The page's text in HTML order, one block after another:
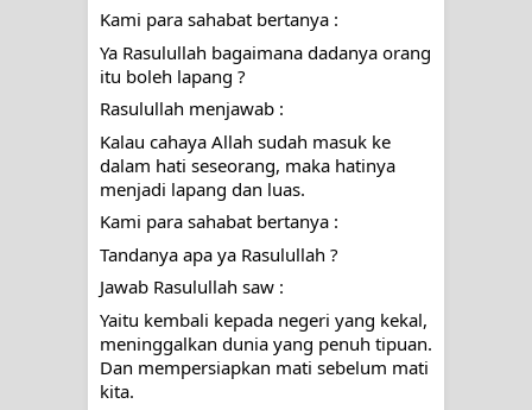
Kami para sahabat bertanya :
Ya Rasulullah bagaimana dadanya orang
itu boleh lapang ?
Rasulullah menjawab :
Kalau cahaya Allah sudah masuk ke
dalam hati seseorang, maka hatinya
menjadi lapang dan luas.
Kami para sahabat bertanya :
Tandanya apa ya Rasulullah ?
Jawab Rasulullah saw :
Yaitu kembali kepada negeri yang kekal,
meninggalkan dunia yang penuh tipuan.
Dan mempersiapkan mati sebelum mati
kita.